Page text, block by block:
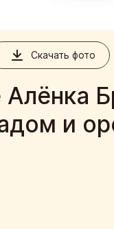
Скачать фото
и